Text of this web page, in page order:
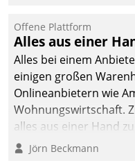
Offene Plattform
Alles aus einer
Alles bei einem
einigen großen
Onlineanbietern wie
Wohnungswirtschaft.
alles aus einer Hand zu
Jörn Beckmann